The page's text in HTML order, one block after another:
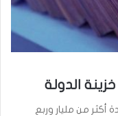
خزينة الدولة
أكثر من مليار وربع